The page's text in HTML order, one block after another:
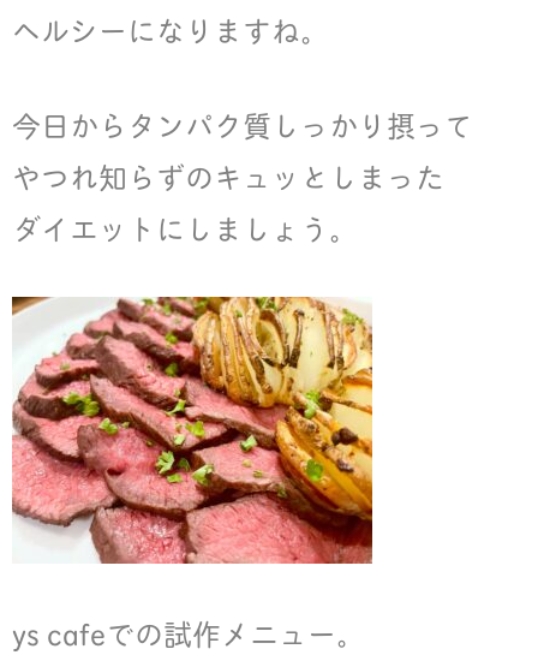
ヘルシーになりますね。
今日からタンパク質しっかり摂って
やつれ知らずのキュッとしまった
ダイエットにしましょう。
ys cafeでの試作メニュー。